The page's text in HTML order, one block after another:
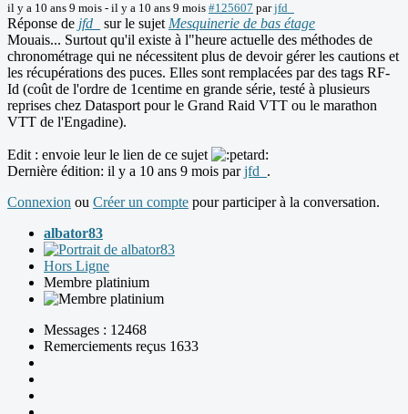
il y a 10 ans 9 mois - il y a 10 ans 9 mois #125607 parjfd_
Réponse de jfd_ sur le sujet Mesquinerie de bas étage
Mouais... Surtout qu'il existe à l"heure actuelle des méthodes de
chronométrage qui ne nécessitent plus de devoir gérer les cautions et
les récupérations des puces. Elles sont remplacées par des tags RF-
Id (coût de l'ordre de 1centime en grande série, testé à plusieurs
reprises chez Datasport pour le Grand Raid VTT ou le marathon
VTT de l'Engadine).
Edit : envoie leur le lien de ce sujet
Dernière édition: il y a 10 ans 9 mois parjfd_ .
Connexion ou Créer un compte pour participer à la conversation.
albator83
Hors Ligne
Membre platinium
Messages : 12468
Remerciements reçus 1633